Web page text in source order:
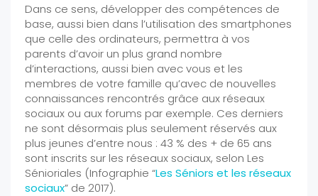
Dans ce sens, développer des compétences de
base, aussi bien dans l’utilisation des smartphones
que celle des ordinateurs, permettra à vos
parents d’avoir un plus grand nombre
d’interactions, aussi bien avec vous et les
membres de votre famille qu’avec de nouvelles
connaissances rencontrés grâce aux réseaux
sociaux ou aux forums par exemple. Ces derniers
ne sont désormais plus seulement réservés aux
plus jeunes d’entre nous : 43 % des + de 65 ans
sont inscrits sur les réseaux sociaux, selon Les
Sénioriales (Infographie “Les Séniors et les réseaux
sociaux” de 2017).